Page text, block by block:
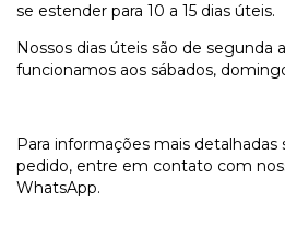
se estender para 10 a 15 dias úteis.
Nossos dias úteis são de segunda
funcionamos aos sábados,
Para informações mais detalhadas
pedido, entre em contato com
WhatsApp.